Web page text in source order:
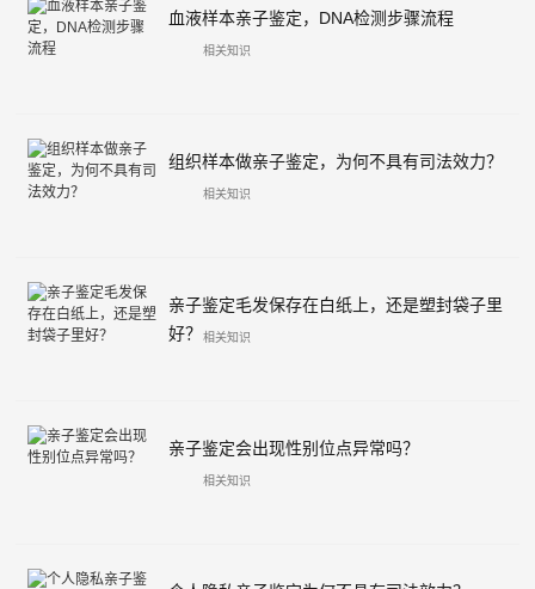
血液样本亲子鉴定，DNA检测步骤流程
相关知识
组织样本做亲子鉴定，为何不具有司法效力？
相关知识
亲子鉴定毛发保存在白纸上，还是塑封袋子里
好？
相关知识
亲子鉴定会出现性别位点异常吗？
相关知识